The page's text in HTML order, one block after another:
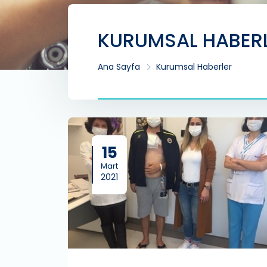
KURUMSAL
Ana Sayfa Kurumsal Haberler
15
Mart
2021